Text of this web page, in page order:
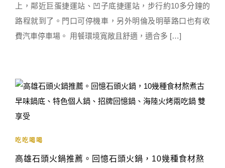
上，鄰近巨蛋捷運站、凹子底捷運站，步行約10多分鐘的
路程就到了。門口可停機車，另外明倫及明華路口也有收
費汽車停車場。 用餐環境寬敞且舒適，適合多 […]
吃吃喝喝
高雄石頭火鍋推薦。回憶石頭火鍋，10幾種食材熬